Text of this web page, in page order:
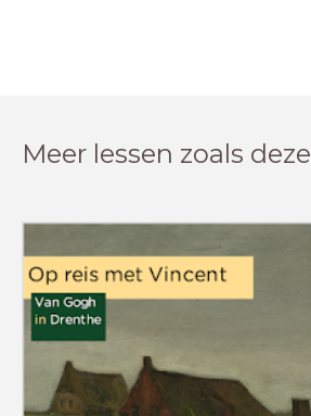
Meer lessen zoals deze